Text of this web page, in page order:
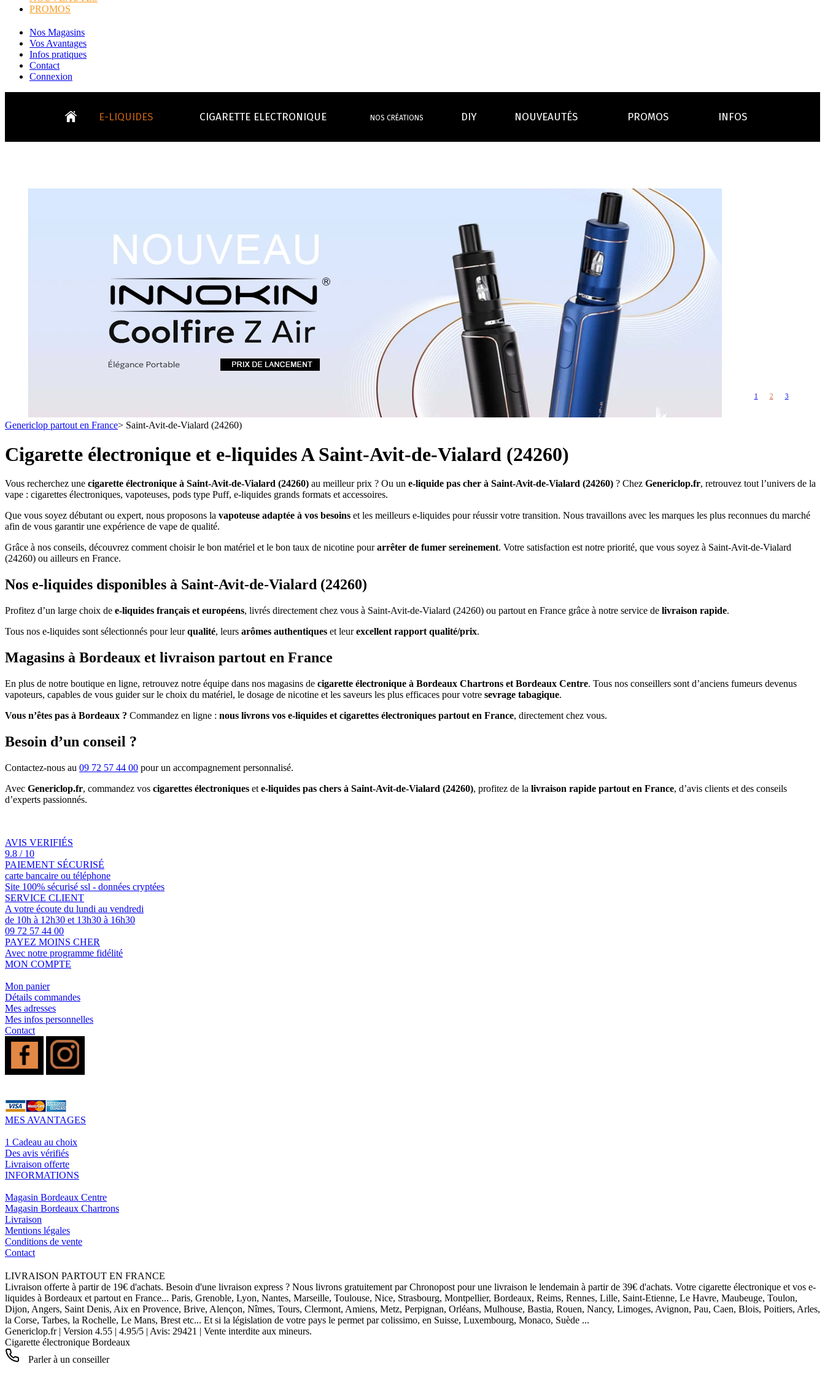
PROMOS
Nos Magasins
Vos Avantages
Infos pratiques
Contact
Connexion
E-LIQUIDES
Boosters
TOUS LES E-LIQUIDES
- VÉGÉTAL/NATUREL
- SELS DE NICOTINE
- FORMATS ÉCONOMIQUES
- LES PLUS VENDUS
- LES PACKS PROMOS
- RECHERCHE AVANCÉE
MAXI FORMATS
100ml et +
GRANDS FORMATS
50ml
PETITS FORMATS
CIGARETTE ELECTRONIQUE
Formats classiques
Formats Boxs
simple d'emploi
Toutes les marques
Eleaf, Aspire,
Smok, Innokin, Joyetech ...
LES MINI-CLOPES
Pods & Formats Poche
Les Accus
piles
pour boxs
Toutes les Résistances
coils, têtes d’atomiseurs,
Les cartouches
pour pods
RBA Reconstructible
Drip Tip
embouts, becs
Chargeurs
câbles, secteurs
Rangements
étuis, housses
rechange
NOS CRÉATIONS DIY NOUVEAUTÉS PROMOS INFOS
LE BLOG
- INFOS GENERICLOP
- INFOS VAPE
- LES ASTUCES
- FOCUS PRODUIT
- LES MEDECINS
VOS AVANTAGES
Livraison offerte
1 Cadeau au choix
Un problème, une question ?
Quel kit de cigarette choisir ?
Quel E-liquide choisir ?
Quelle Accu choisir ?
Le végétol c'est quoi ?
Voir tout
Emission "C'est dans l'air"
Reportage Vox Pop ARTE
Interview France Bleu Genericlop
1 2 3
Genericlop partout en France> Saint-Avit-de-Vialard (24260)
Cigarette électronique et e-liquides A Saint-Avit-de-Vialard (24260)
Vous recherchez une cigarette électronique à Saint-Avit-de-Vialard (24260) au meilleur prix ? Ou un e-liquide pas cher à Saint-Avit-de-Vialard (24260) ? Chez Genericlop.fr, retrouvez tout l’univers de la
vape : cigarettes électroniques, vapoteuses, pods type Puff, e-liquides grands formats et accessoires.
Que vous soyez débutant ou expert, nous proposons la vapoteuse adaptée à vos besoins et les meilleurs e-liquides pour réussir votre transition. Nous travaillons avec les marques les plus reconnues du marché
afin de vous garantir une expérience de vape de qualité.
Grâce à nos conseils, découvrez comment choisir le bon matériel et le bon taux de nicotine pourarrêter de fumer sereinement. Votre satisfaction est notre priorité, que vous soyez à Saint-Avit-de-Vialard
(24260) ou ailleurs en France.
Nos e-liquides disponibles à Saint-Avit-de-Vialard (24260)
Profitez d’un large choix de e-liquides français et européens, livrés directement chez vous à Saint-Avit-de-Vialard (24260) ou partout en France grâce à notre service de livraison rapide.
Tous nos e-liquides sont sélectionnés pour leurqualité, leurs arômes authentiques et leurexcellent rapport qualité/prix.
Magasins à Bordeaux et livraison partout en France
En plus de notre boutique en ligne, retrouvez notre équipe dans nos magasins de cigarette électronique à Bordeaux Chartrons et Bordeaux Centre. Tous nos conseillers sont d’anciens fumeurs devenus
vapoteurs, capables de vous guider sur le choix du matériel, le dosage de nicotine et les saveurs les plus efficaces pour votre sevrage tabagique.
Vous n’êtes pas à Bordeaux ? Commandez en ligne : nous livrons vos e-liquides et cigarettes électroniques partout en France, directement chez vous.
Besoin d’un conseil ?
Contactez-nous au 09 72 57 44 00 pour un accompagnement personnalisé.
Avec Genericlop.fr, commandez vos cigarettes électroniques et e-liquides pas chers à Saint-Avit-de-Vialard (24260), profitez de la livraison rapide partout en France, d’avis clients et des conseils
d’experts passionnés.
AVIS VERIFIÉS
9.8 / 10
PAIEMENT SÉCURISÉ
carte bancaire ou téléphone
Site 100% sécurisé ssl - données cryptées
SERVICE CLIENT
A votre écoute du lundi au vendredi
de 10h à 12h30 et 13h30 à 16h30
09 72 57 44 00
PAYEZ MOINS CHER
Avec notre programme fidélité
MON COMPTE
Mon panier
Détails commandes
Mes adresses
Mes infos personnelles
Contact
MES AVANTAGES
1 Cadeau au choix
Des avis vérifiés
Livraison offerte
INFORMATIONS
Magasin Bordeaux Centre
Magasin Bordeaux Chartrons
Livraison
Mentions légales
Conditions de vente
Contact
LIVRAISON PARTOUT EN FRANCE
Livraison offerte à partir de 19€ d'achats. Besoin d'une livraison express ? Nous livrons gratuitement par Chronopost pour une livraison le lendemain à partir de 39€ d'achats. Votre cigarette électronique et vos e-
liquides à Bordeaux et partout en France... Paris, Grenoble, Lyon, Nantes, Marseille, Toulouse, Nice, Strasbourg, Montpellier, Bordeaux, Reims, Rennes, Lille, Saint-Etienne, Le Havre, Maubeuge, Toulon,
Dijon, Angers, Saint Denis, Aix en Provence, Brive, Alençon, Nîmes, Tours, Clermont, Amiens, Metz, Perpignan, Orléans, Mulhouse, Bastia, Rouen, Nancy, Limoges, Avignon, Pau, Caen, Blois, Poitiers, Arles,
la Corse, Tarbes, la Rochelle, Le Mans, Brest etc... Et si la législation de votre pays le permet par colissimo, en Suisse, Luxembourg, Monaco, Suède ...
Genericlop.fr| Version 4.55 | 4.95/5 | Avis: 29421 | Vente interdite aux mineurs.
Cigarette électronique Bordeaux
Parler à un conseiller